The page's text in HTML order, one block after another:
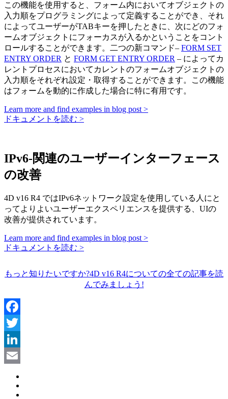
この機能を使用すると、フォーム内においてオブジェクトの
入力順をプログラミングによって定義することができ、それ
によってユーザーがTABキーを押したときに、次にどのフォ
ームオブジェクトにフォーカスが入るかということをコント
ロールすることができます。二つの新コマンド– FORM SET
ENTRY ORDER と FORM GET ENTRY ORDER – によってカ
レントプロセスにおいてカレントのフォームオブジェクトの
入力順をそれぞれ設定・取得することができます。この機能
はフォームを動的に作成した場合に特に有用です。
Learn more and find examples in blog post >
ドキュメントを読む >
IPv6-関連のユーザーインターフェース
の改善
4D v16 R4 ではIPv6ネットワーク設定を使用している人にと
ってよりよいユーザーエクスペリエンスを提供する、UIの
改善が提供されています。
Learn more and find examples in blog post >
ドキュメントを読む >
もっと知りたいですか?4D v16 R4についての全ての記事を読
んでみましょう!
Facebook
Twitter
LinkedIn